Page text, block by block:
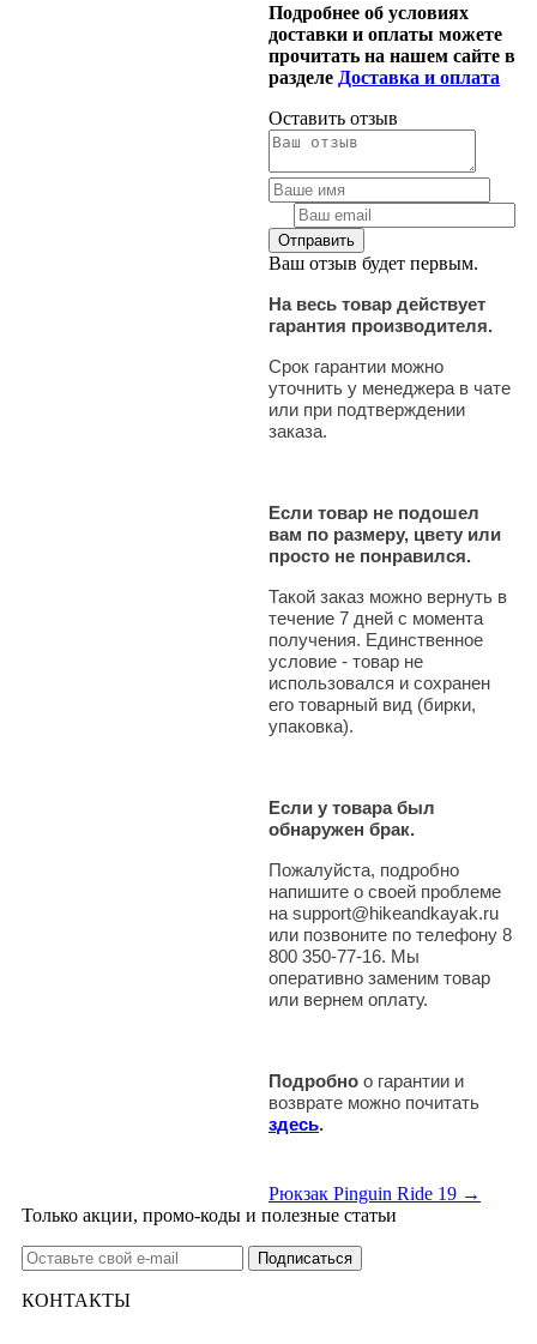
Подробнее об условиях
доставки и оплаты можете
прочитать на нашем сайте в
разделе Доставка и оплата
Оставить отзыв
Ваш отзыв будет первым.
На весь товар действует
гарантия производителя.
Срок гарантии можно
уточнить у менеджера в чате
или при подтверждении
заказа.
Если товар не подошел
вам по размеру, цвету или
просто не понравился.
Такой заказ можно вернуть в
течение 7 дней с момента
получения. Единственное
условие - товар не
использовался и сохранен
его товарный вид (бирки,
упаковка).
Если у товара был
обнаружен брак.
Пожалуйста, подробно
напишите о своей проблеме
на support@hikeandkayak.ru
или позвоните по телефону 8
800 350-77-16. Мы
оперативно заменим товар
или вернем оплату.
Подробно о гарантии и
возврате можно почитать
здесь.
Рюкзак Pinguin Ride 19 →
Только акции, промо-коды и полезные статьи
КОНТАКТЫ